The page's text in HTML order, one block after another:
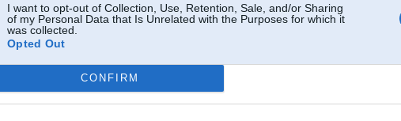
I want to opt-out of Collection, Use, Retention, Sale, and/or Sharing
of my Personal Data that Is Unrelated with the Purposes for which it
was collected.
Opted Out
CONFIRM